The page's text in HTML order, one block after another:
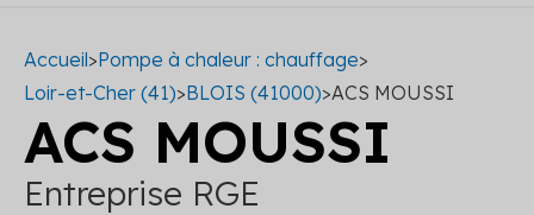
Accueil>Pompe à chaleur : chauffage>
Loir-et-Cher (41)>BLOIS (41000)>ACS MOUSSI
ACS MOUSSI
Entreprise RGE